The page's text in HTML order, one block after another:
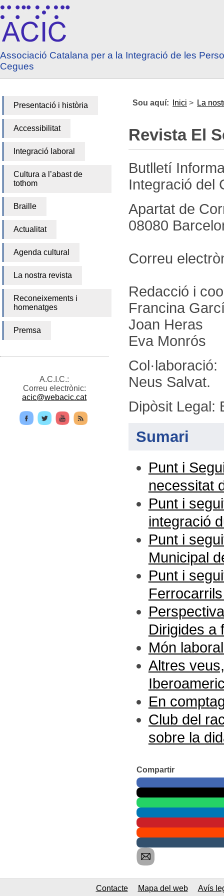
Anar a contingut
Anar a menú principal
Associació Catalana per a la Integració de les
Cegues
Presentació i història
Accessibilitat
Integració laboral
Cultura a l’abast de
tothom
Braille
Actualitat
Agenda cultural
La nostra revista
Reconeixements i
homenatges
Premsa
A.C.I.C.:
Correu electrònic:
acic@webacic.cat
Sou aquí: Inici > La
Revista El
Butlletí
Integració del
Apartat de
08080
Correu
Redacció i
Francina
Joan Heras
Eva Monrós
Col·laboració:
Neus Salvat.
Dipòsit Legal:
Sumari
Punt i
necessitat
Punt i
integració
Punt i
Municipal
Punt i
Dirigides a
Món
Altres
En
Club del
sobre la
Compartir
Contacte Mapa del web Avís